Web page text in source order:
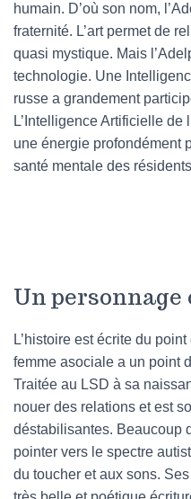
humain. D’où son nom,
fraternité. L’art permet de
quasi mystique. Mais
technologie. Une
russe a grandement
L’Intelligence Artificielle de
une énergie profondément
santé mentale des
Un
L’histoire est écrite du
femme asociale a un point
Traitée au LSD à sa
nouer des relations et est
déstabilisantes. Beaucoup
pointer vers le spectre
du toucher et aux sons.